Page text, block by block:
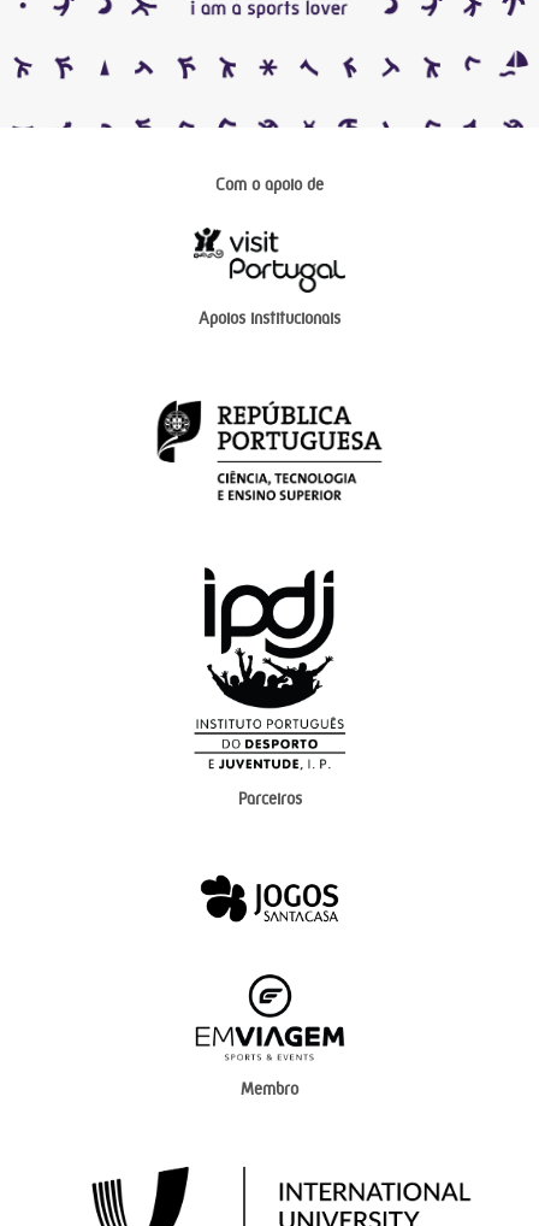
Com o apoio de
Apoios institucionais
Parceiros
Membro